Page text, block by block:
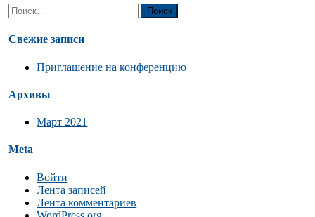
Найти:
Свежие записи
Приглашение на конференцию
Архивы
Март 2021
Meta
Войти
Лента записей
Лента комментариев